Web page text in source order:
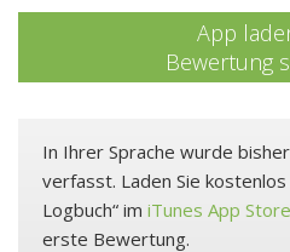
App
Bewertung
In Ihrer Sprache wurde
verfasst. Laden Sie
Logbuch“ im iTunes App Store
erste Bewertung.